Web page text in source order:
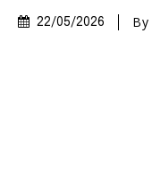
22/05/2026 By